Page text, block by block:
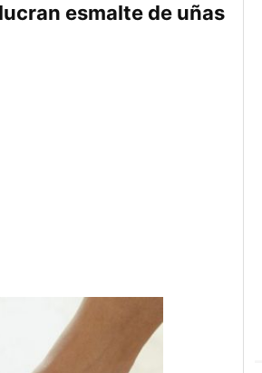
esmalte de uñas